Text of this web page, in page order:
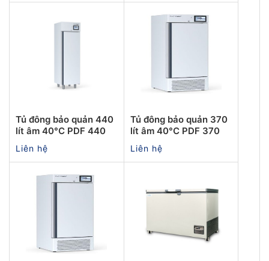
Tủ đông bảo quản 440
lít âm 40°C PDF 440
Liên hệ
Tủ đông bảo quản 370
lít âm 40°C PDF 370
Liên hệ